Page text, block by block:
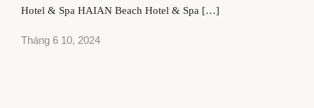
Hotel & Spa HAIAN Beach Hotel & Spa […]
Tháng 6 10, 2024